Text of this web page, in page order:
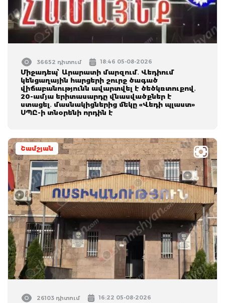
36652 դիտում 18:46 05-08-2026
Միջադեպ՝ Արարատի մարզում․ Վեդիում
կենցաղային հարցերի շուրջ ծագած
վիճաբանությունն ավարտվել է ծեծկռտուքով․
20-ամյա երիտասարդը վնասվածքներ է
ստացել․ մասնակիցներից մեկը «Վեդի պլաստ»
ՍՊԸ-ի տնօրենի որդին է
Շամշյան
26103 դիտում 16:22 05-08-2026